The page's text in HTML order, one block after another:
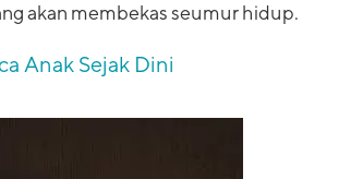
akan membekas seumur hidup.
Anak Sejak Dini